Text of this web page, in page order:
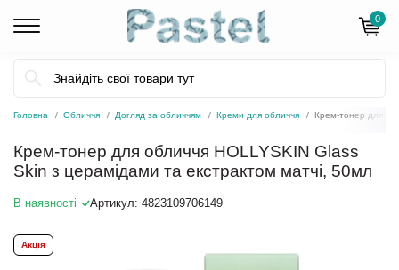
0
Головна Обличчя Догляд за обличчям Креми для обличчя Крем-тонер для
Крем-тонер для обличчя HOLLYSKIN Glass
Skin з церамідами та екстрактом матчі, 50мл
В наявності Артикул: 4823109706149
Акція